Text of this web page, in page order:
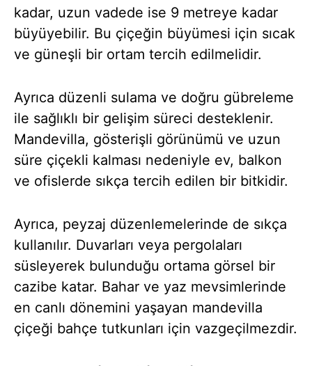
kadar, uzun vadede ise 9 metreye kadar
büyüyebilir. Bu çiçeğin büyümesi için sıcak
ve güneşli bir ortam tercih edilmelidir.
Ayrıca düzenli sulama ve doğru gübreleme
ile sağlıklı bir gelişim süreci desteklenir.
Mandevilla, gösterişli görünümü ve uzun
süre çiçekli kalması nedeniyle ev, balkon
ve ofislerde sıkça tercih edilen bir bitkidir.
Ayrıca, peyzaj düzenlemelerinde de sıkça
kullanılır. Duvarları veya pergolaları
süsleyerek bulunduğu ortama görsel bir
cazibe katar. Bahar ve yaz mevsimlerinde
en canlı dönemini yaşayan mandevilla
çiçeği bahçe tutkunları için vazgeçilmezdir.